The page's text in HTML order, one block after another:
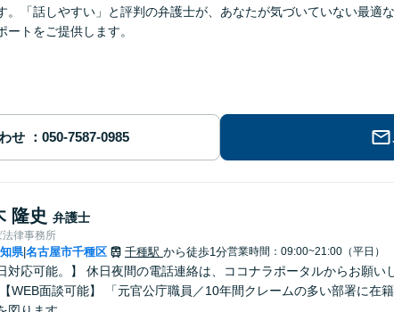
。「話しやすい」と評判の弁護士が、あなたが気づいていない最適
ートをご提供します。
せ
隆史 弁護士
法律事務所
県|名古屋市千種区 千種駅 から徒歩1分営業時間：09:00~21:00（平日）
対応可能。】 休日夜間の電話連絡は、ココナラポータルからお願いします。 【突発の契約トラブル